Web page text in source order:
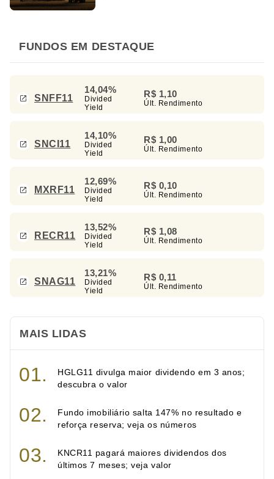
FUNDOS EM DESTAQUE
SNFF11
14,04%
Divided
Yield
R$ 1,10
Últ. Rendimento
SNCI11
14,10%
Divided
Yield
R$ 1,00
Últ. Rendimento
MXRF11
12,69%
Divided
Yield
R$ 0,10
Últ. Rendimento
RECR11
13,52%
Divided
Yield
R$ 1,08
Últ. Rendimento
SNAG11
13,21%
Divided
Yield
R$ 0,11
Últ. Rendimento
MAIS LIDAS
HGLG11 divulga maior dividendo em 3 anos;
descubra o valor
Fundo imobiliário salta 147% no resultado e
reforça reserva; veja os números
KNCR11 pagará maiores dividendos dos
últimos 7 meses; veja valor